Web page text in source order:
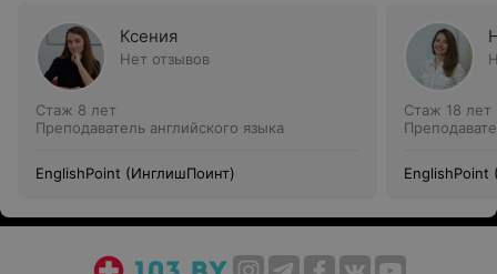
Ксения
Нет отзывов
Стаж 8 лет
Преподаватель английского языка
EnglishPoint (ИнглишПоинт)
Стаж 18 лет